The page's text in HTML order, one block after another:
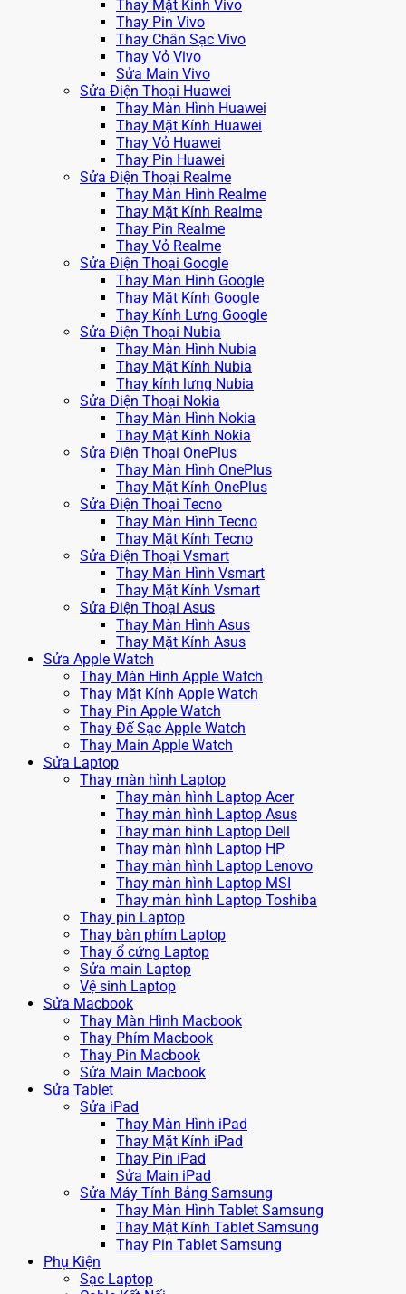
Thay Mặt Kính Vivo
Thay Pin Vivo
Thay Chân Sạc Vivo
Thay Vỏ Vivo
Sửa Main Vivo
Sửa Điện Thoại Huawei
Thay Màn Hình Huawei
Thay Mặt Kính Huawei
Thay Vỏ Huawei
Thay Pin Huawei
Sửa Điện Thoại Realme
Thay Màn Hình Realme
Thay Mặt Kính Realme
Thay Pin Realme
Thay Vỏ Realme
Sửa Điện Thoại Google
Thay Màn Hình Google
Thay Mặt Kính Google
Thay Kính Lưng Google
Sửa Điện Thoại Nubia
Thay Màn Hình Nubia
Thay Mặt Kính Nubia
Thay kính lưng Nubia
Sửa Điện Thoại Nokia
Thay Màn Hình Nokia
Thay Mặt Kính Nokia
Sửa Điện Thoại OnePlus
Thay Màn Hình OnePlus
Thay Mặt Kính OnePlus
Sửa Điện Thoại Tecno
Thay Màn Hình Tecno
Thay Mặt Kính Tecno
Sửa Điện Thoại Vsmart
Thay Màn Hình Vsmart
Thay Mặt Kính Vsmart
Sửa Điện Thoại Asus
Thay Màn Hình Asus
Thay Mặt Kính Asus
Sửa Apple Watch
Thay Màn Hình Apple Watch
Thay Mặt Kính Apple Watch
Thay Pin Apple Watch
Thay Đế Sạc Apple Watch
Thay Main Apple Watch
Sửa Laptop
Thay màn hình Laptop
Thay màn hình Laptop Acer
Thay màn hình Laptop Asus
Thay màn hình Laptop Dell
Thay màn hình Laptop HP
Thay màn hình Laptop Lenovo
Thay màn hình Laptop MSI
Thay màn hình Laptop Toshiba
Thay pin Laptop
Thay bàn phím Laptop
Thay ổ cứng Laptop
Sửa main Laptop
Vệ sinh Laptop
Sửa Macbook
Thay Màn Hình Macbook
Thay Phím Macbook
Thay Pin Macbook
Sửa Main Macbook
Sửa Tablet
Sửa iPad
Thay Màn Hình iPad
Thay Mặt Kính iPad
Thay Pin iPad
Sửa Main iPad
Sửa Máy Tính Bảng Samsung
Thay Màn Hình Tablet Samsung
Thay Mặt Kính Tablet Samsung
Thay Pin Tablet Samsung
Phụ Kiện
Sạc Laptop